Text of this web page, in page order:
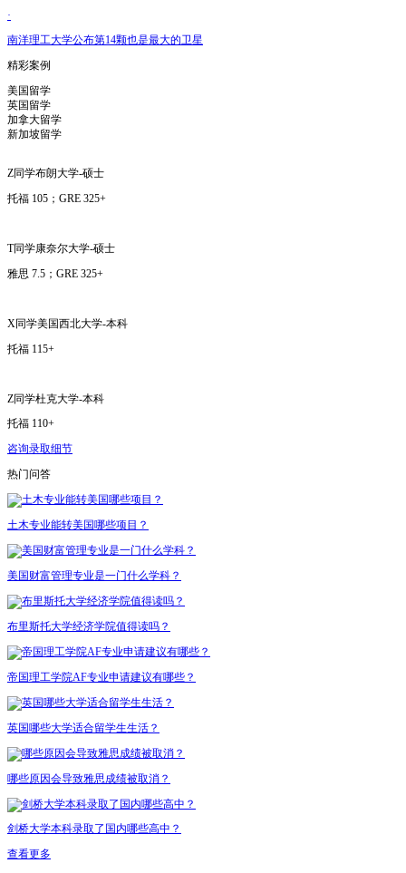
·
南洋理工大学公布第14颗也是最大的卫星
精彩案例
美国留学
英国留学
加拿大留学
新加坡留学
Z同学布朗大学-硕士
托福 105；GRE 325+
T同学康奈尔大学-硕士
雅思 7.5；GRE 325+
X同学美国西北大学-本科
托福 115+
Z同学杜克大学-本科
托福 110+
咨询录取细节
热门问答
土木专业能转美国哪些项目？
美国财富管理专业是一门什么学科？
布里斯托大学经济学院值得读吗​？
帝国理工学院AF专业申请建议有哪些？
英国哪些大学适合留学生生活？
哪些原因会导致雅思成绩被取消？
剑桥大学本科录取了国内哪些高中？
查看更多